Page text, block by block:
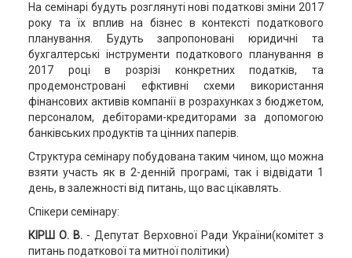
На семінарі будуть розглянуті нові податкові зміни 2017
року та їх вплив на бізнес в контексті податкового
планування. Будуть запропоновані юридичні та
бухгалтерські інструменти податкового планування в
2017 році в розрізі конкретних податків, та
продемонстровані ефктивні схеми використання
фінансових активів компанії в розрахунках з бюджетом,
персоналом, дебіторами-кредиторами за допомогою
банківських продуктів та цінних паперів.
Структура семінару побудована таким чином, що можна
взяти участь як в 2-денній програмі, так і відвідати 1
день, в залежності від питань, що вас цікавлять.
Спікери семінару:
КІРШ О. В. - Депутат Верховної Ради України(комітет з
питань податкової та митної політики)